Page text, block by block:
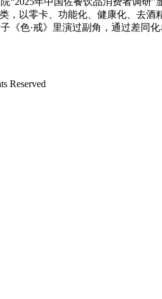
，以零卡、功能化、健康化、去
《色·戒》里演过副角，通过差
Reserved